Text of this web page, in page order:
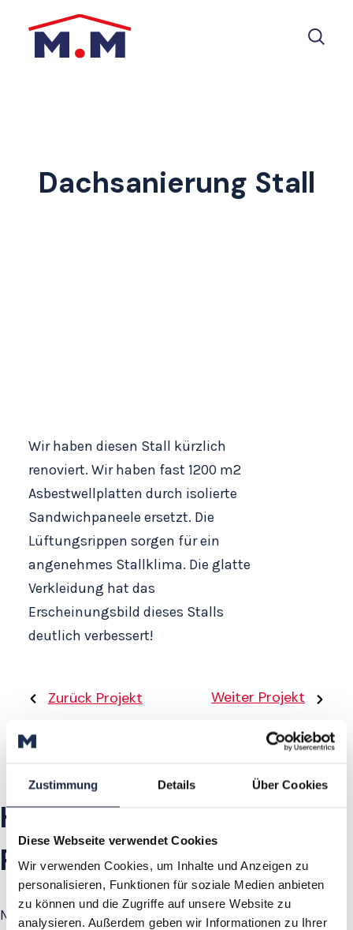
Zustimmung Details Über Cookies
Diese Webseite verwendet Cookies
Wir verwenden Cookies, um Inhalte und Anzeigen zu
personalisieren, Funktionen für soziale Medien anbieten
zu können und die Zugriffe auf unsere Website zu
analysieren. Außerdem geben wir Informationen zu Ihrer
Dachsanierung Stall
Wir haben diesen Stall kürzlich
renoviert. Wir haben fast 1200 m2
Asbestwellplatten durch isolierte
Sandwichpaneele ersetzt. Die
Lüftungsrippen sorgen für ein
angenehmes Stallklima. Die glatte
Verkleidung hat das
Erscheinungsbild dieses Stalls
deutlich verbessert!
Weiter Projekt
Zurück Projekt
Haben Sie auch ein
Projekt?
Nehmen Sie Kontakt auf!